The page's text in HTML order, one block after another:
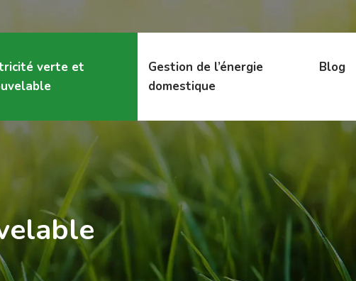
verte et
Gestion de l’énergie
domestique
Blog